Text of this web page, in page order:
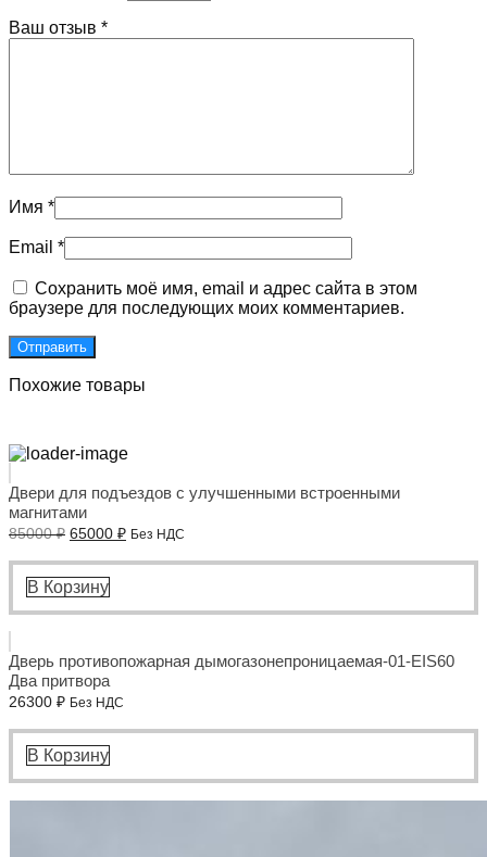
Ваш отзыв *
Имя *
Email *
Сохранить моё имя, email и адрес сайта в этом
браузере для последующих моих комментариев.
Похожие товары
Двери для подъездов с улучшенными встроенными
магнитами
85000₽ Первоначальная
составляла
85000 ₽.
65000 ₽Текущая
65000 ₽.
Без НДС
В Корзину
Дверь противопожарная дымогазонепроницаемая-01-EIS60
Два притвора
26300 ₽ Без НДС
В Корзину